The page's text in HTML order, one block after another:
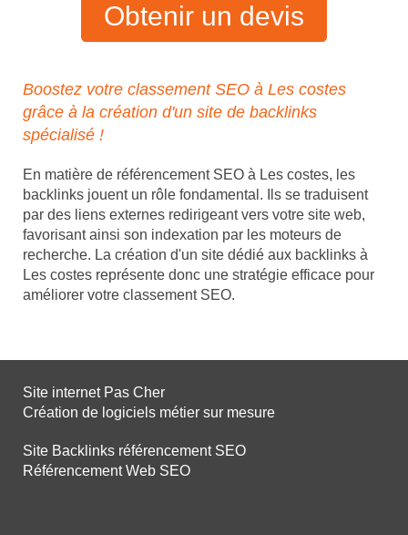
Obtenir un devis
Boostez votre classement SEO à Les costes
grâce à la création d'un site de backlinks
spécialisé !
En matière de référencement SEO à Les costes, les
backlinks jouent un rôle fondamental. Ils se traduisent
par des liens externes redirigeant vers votre site web,
favorisant ainsi son indexation par les moteurs de
recherche. La création d'un site dédié aux backlinks à
Les costes représente donc une stratégie efficace pour
améliorer votre classement SEO.
Site internet Pas Cher
Création de logiciels métier sur mesure
Site Backlinks référencement SEO
Référencement Web SEO